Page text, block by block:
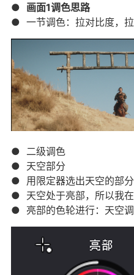
● 画面1调色思路
● 一节调色：拉对比度，
● 二级调色
● 天空部分
● 用限定器选出天空的部
● 天空处于亮部，所以我在
● 亮部的色轮进行：天空